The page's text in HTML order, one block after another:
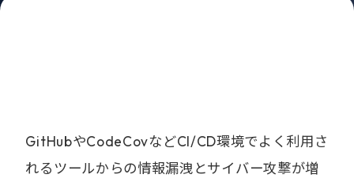
GitHubやCodeCovなどCI/CD環境でよく利用さ
れるツールからの情報漏洩とサイバー攻撃が増